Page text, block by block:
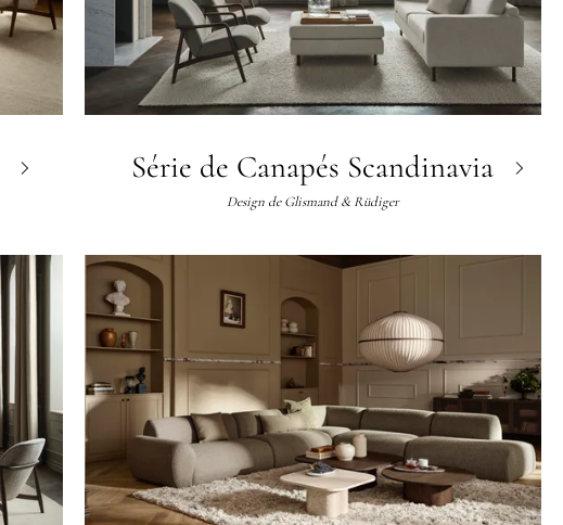
Série de Canapés Scandinavia
Design deGlismand & Rüdiger